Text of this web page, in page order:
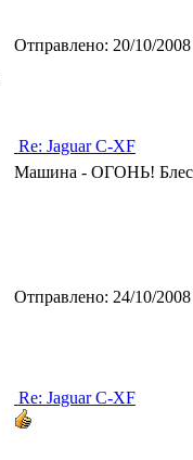
Отправлено: 20/10/
Re: Jaguar C-XF
Машина - ОГОНЬ!
Отправлено: 24/10/
Re: Jaguar C-XF